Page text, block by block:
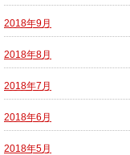
2018年9月
2018年8月
2018年7月
2018年6月
2018年5月